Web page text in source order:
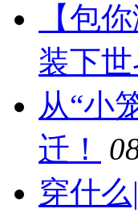
【包
装下世
从“小
迁！
穿什